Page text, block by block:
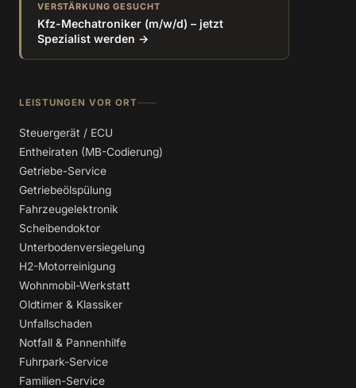
VERSTÄRKUNG GESUCHT
Kfz-Mechatroniker (m/w/d) – jetzt
Spezialist werden →
LEISTUNGEN VOR ORT
Steuergerät / ECU
Entheiraten (MB-Codierung)
Getriebe-Service
Getriebeölspülung
Fahrzeugelektronik
Scheibendoktor
Unterbodenversiegelung
H2-Motorreinigung
Wohnmobil-Werkstatt
Oldtimer & Klassiker
Unfallschaden
Notfall & Pannenhilfe
Fuhrpark-Service
Familien-Service